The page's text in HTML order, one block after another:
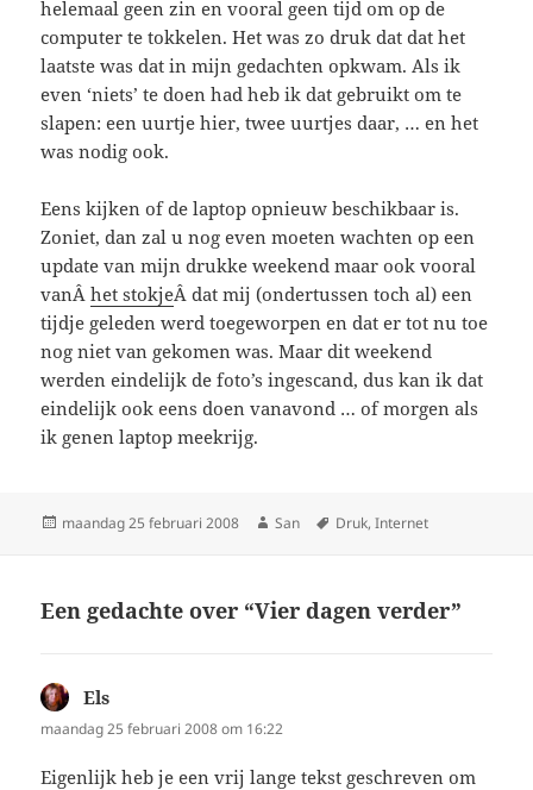
helemaal geen zin en vooral geen tijd om op de
computer te tokkelen. Het was zo druk dat dat het
laatste was dat in mijn gedachten opkwam. Als ik
even ‘niets’ te doen had heb ik dat gebruikt om te
slapen: een uurtje hier, twee uurtjes daar, … en het
was nodig ook.
Eens kijken of de laptop opnieuw beschikbaar is.
Zoniet, dan zal u nog even moeten wachten op een
update van mijn drukke weekend maar ook vooral
vanÂhet stokjeÂ dat mij (ondertussen toch al) een
tijdje geleden werd toegeworpen en dat er tot nu toe
nog niet van gekomen was. Maar dit weekend
werden eindelijk de foto’s ingescand, dus kan ik dat
eindelijk ook eens doen vanavond … of morgen als
ik genen laptop meekrijg.
Geplaatst
maandag 25 februari 2008 Auteur
San Tags
Druk,Internet
Een gedachte over “Vier dagen verder”
Els
maandag 25 februari 2008 om 16:22
Eigenlijk heb je een vrij lange tekst geschreven om